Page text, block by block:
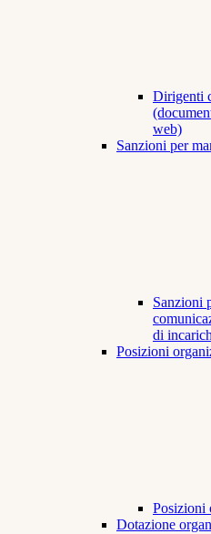
Dirigenti
web)
Sanzioni per
Sanzioni
di
Posizioni
Posizioni
Dotazione